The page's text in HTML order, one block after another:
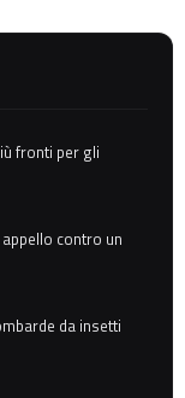
fronti per gli
contro un
da insetti